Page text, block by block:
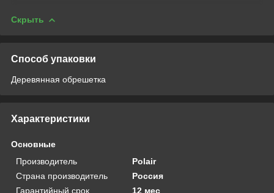
Скрыть
Способ упаковки
Деревянная обрешетка
Характеристики
Основные
Производитель
Polair
Страна производитель
Россия
Гарантийный срок
12 мес